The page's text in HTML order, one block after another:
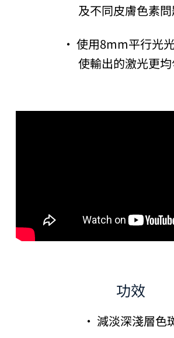
及不同皮膚色素
· 使用8mm平行光
使輸出的激光更均
功效
· 減淡深淺層色